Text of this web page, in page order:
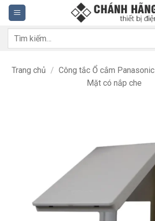
Bỏ
qua
nội
dung
Tìm
Trang chủ / Công tắc Ổ cắm Panasonic
Mặt có nắp che